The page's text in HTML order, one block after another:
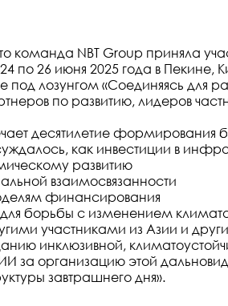
команда NBT Group приняла
по 26 июня 2025 года в Пекине,
под лозунгом «Соединяясь для
по развитию, лидеров
десятилетие формирования
как инвестиции в
развитию
взаимосвязанности
финансирования
борьбы с изменением
участниками из Азии и
инклюзивной,
за организацию этой
завтрашнего дня».